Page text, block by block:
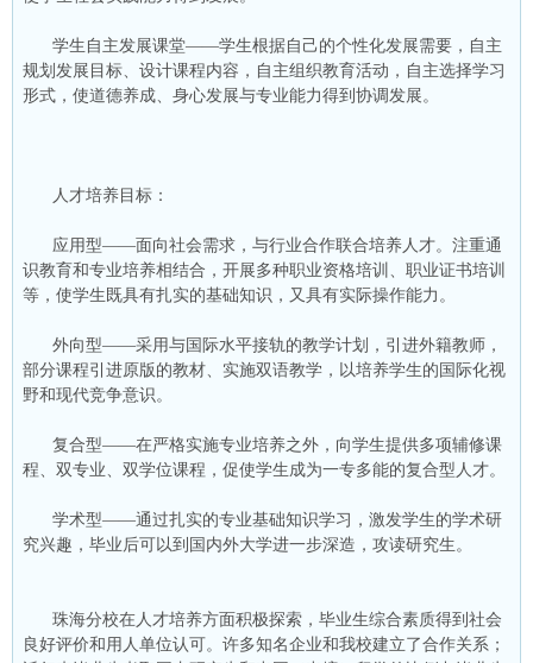
学生自主发展课堂——学生根据自己的个性化发展需要，自主
规划发展目标、设计课程内容，自主组织教育活动，自主选择学习
形式，使道德养成、身心发展与专业能力得到协调发展。
人才培养目标：
应用型——面向社会需求，与行业合作联合培养人才。注重通
识教育和专业培养相结合，开展多种职业资格培训、职业证书培训
等，使学生既具有扎实的基础知识，又具有实际操作能力。
外向型——采用与国际水平接轨的教学计划，引进外籍教师，
部分课程引进原版的教材、实施双语教学，以培养学生的国际化视
野和现代竞争意识。
复合型——在严格实施专业培养之外，向学生提供多项辅修课
程、双专业、双学位课程，促使学生成为一专多能的复合型人才。
学术型——通过扎实的专业基础知识学习，激发学生的学术研
究兴趣，毕业后可以到国内外大学进一步深造，攻读研究生。
珠海分校在人才培养方面积极探索，毕业生综合素质得到社会
良好评价和用人单位认可。许多知名企业和我校建立了合作关系；